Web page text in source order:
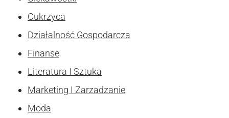
Cukrzyca
Działalność Gospodarcza
Finanse
Literatura I Sztuka
Marketing I Zarzadzanie
Moda